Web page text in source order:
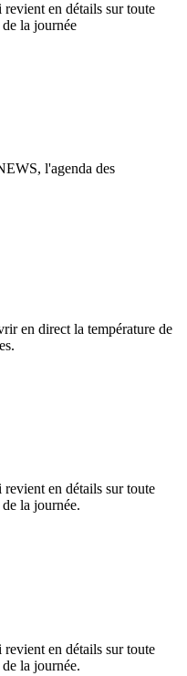
en détails sur toute
la journée
l'agenda des
en direct la température de
en détails sur toute
la journée.
en détails sur toute
la journée.